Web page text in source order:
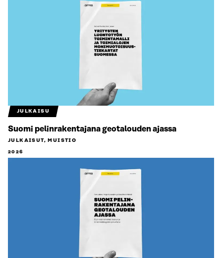
JULKAISU
Suomi pelinrakentajana geotalouden ajassa
JULKAISUT, MUISTIO
2026